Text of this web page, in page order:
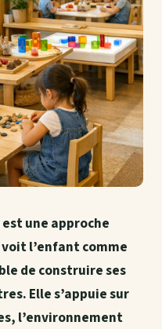
une approche
l’enfant comme
de construire ses
Elle s’appuie sur
l’environnement